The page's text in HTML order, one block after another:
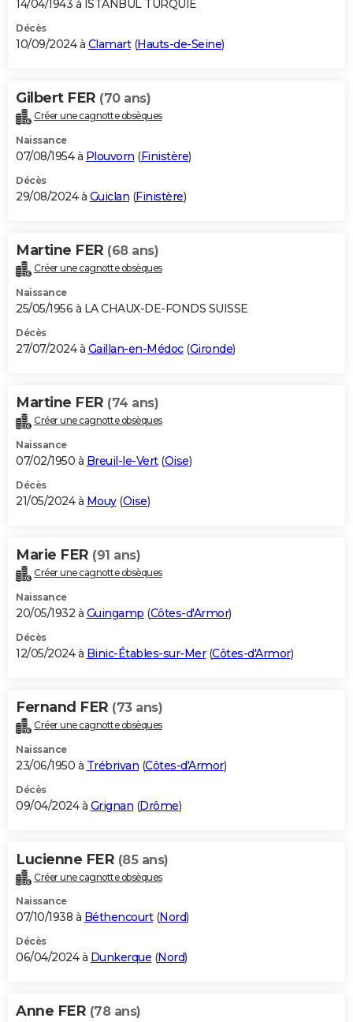
14/04/1943 à ISTANBUL TURQUIE
Décès
10/09/2024 à Clamart(Hauts-de-Seine)
Gilbert FER (70 ans)
Créer une cagnotte obsèques
Naissance
07/08/1954 à Plouvorn (Finistère)
Décès
29/08/2024 à Guiclan (Finistère)
Martine FER (68 ans)
Créer une cagnotte obsèques
Naissance
25/05/1956 à LA CHAUX-DE-FONDS SUISSE
Décès
27/07/2024 à Gaillan-en-Médoc(Gironde)
Martine FER (74 ans)
Créer une cagnotte obsèques
Naissance
07/02/1950 à Breuil-le-Vert(Oise)
Décès
21/05/2024 à Mouy(Oise)
Marie FER (91 ans)
Créer une cagnotte obsèques
Naissance
20/05/1932 à Guingamp (Côtes-d'Armor)
Décès
12/05/2024 à Binic-Étables-sur-Mer(Côtes-d'Armor)
Fernand FER (73 ans)
Créer une cagnotte obsèques
Naissance
23/06/1950 à Trébrivan (Côtes-d'Armor)
Décès
09/04/2024 à Grignan (Drôme)
Lucienne FER (85 ans)
Créer une cagnotte obsèques
Naissance
07/10/1938 à Béthencourt(Nord)
Décès
06/04/2024 à Dunkerque (Nord)
Anne FER (78 ans)